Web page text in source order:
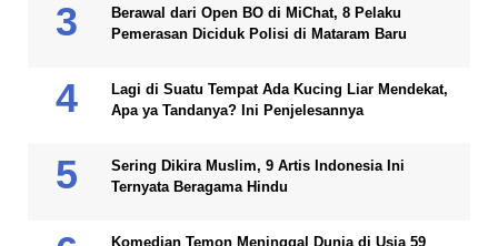
Berawal dari Open BO di MiChat, 8 Pelaku
Pemerasan Diciduk Polisi di Mataram Baru
Lagi di Suatu Tempat Ada Kucing Liar Mendekat,
Apa ya Tandanya? Ini Penjelesannya
Sering Dikira Muslim, 9 Artis Indonesia Ini
Ternyata Beragama Hindu
Komedian Temon Meninggal Dunia di Usia 59